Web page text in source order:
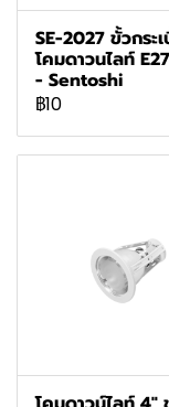
SE-2027 ขั้วกระ
โคมดาวนไลท์
- Sentoshi
฿10